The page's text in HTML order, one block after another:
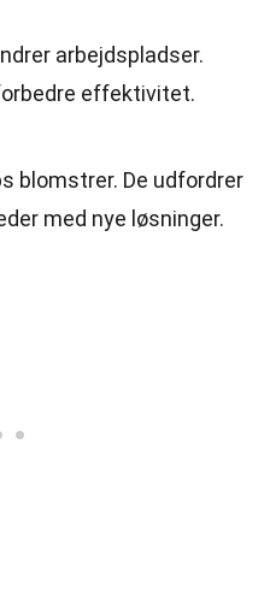
arbejdspladser.
effektivitet.
blomstrer. De udfordrer
med nye løsninger.